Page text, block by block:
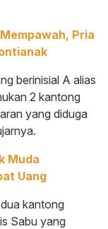
Pria
berinisial A alias
2 kantong
yang diduga
Muda
Uang
kantong
Sabu yang